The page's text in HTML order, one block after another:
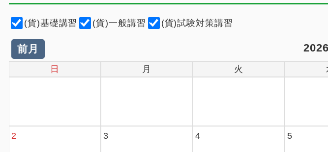
(貨)基礎講習 (貨)一般講習 (貨)試験対策講習
前月
日 月 火
2 3 4 5